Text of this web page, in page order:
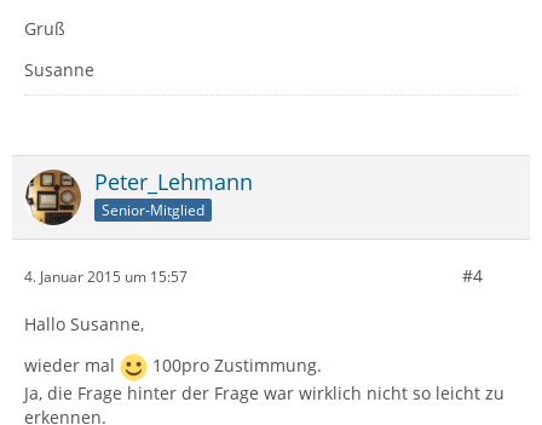
Gruß
Susanne
Peter_Lehmann
Senior-Mitglied
4. Januar 2015 um 15:57 #4
Hallo Susanne,
wieder mal
100pro Zustimmung.
Ja, die Frage hinter der Frage war wirklich nicht so leicht zu
erkennen.